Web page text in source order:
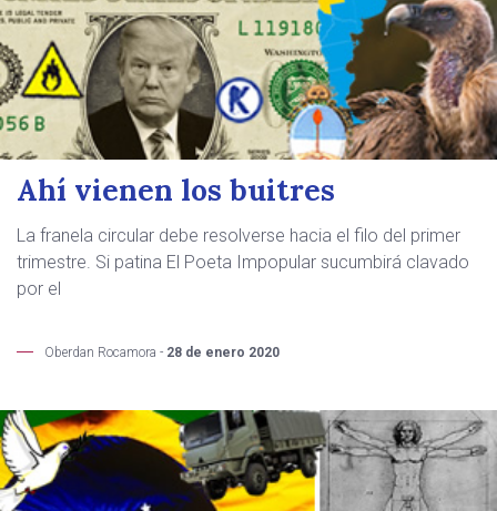
Ahí vienen los buitres
La franela circular debe resolverse hacia el filo del primer
trimestre. Si patina El Poeta Impopular sucumbirá clavado
por el
Oberdan Rocamora - 28 de enero 2020